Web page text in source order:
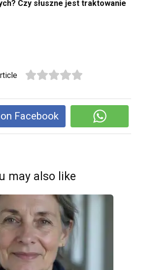
Czy słuszne jest traktowanie
Facebook
may also like